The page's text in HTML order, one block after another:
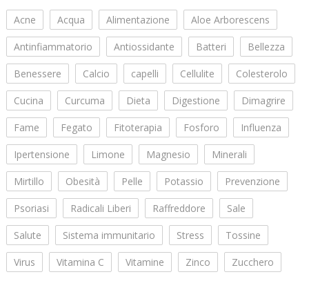
Acne Acqua Alimentazione Aloe Arborescens
Antinfiammatorio Antiossidante Batteri Bellezza
Benessere Calcio capelli Cellulite Colesterolo
Cucina Curcuma Dieta Digestione Dimagrire
Fame Fegato Fitoterapia Fosforo Influenza
Ipertensione Limone Magnesio Minerali
Mirtillo Obesità Pelle Potassio Prevenzione
Psoriasi Radicali Liberi Raffreddore Sale
Salute Sistema immunitario Stress Tossine
Virus Vitamina C Vitamine Zinco Zucchero